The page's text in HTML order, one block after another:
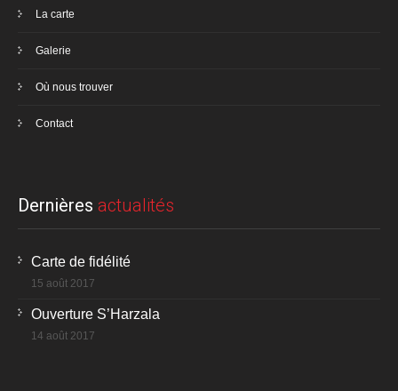
La carte
Galerie
Où nous trouver
Contact
Dernières actualités
Carte de fidélité
15 août 2017
Ouverture S’Harzala
14 août 2017